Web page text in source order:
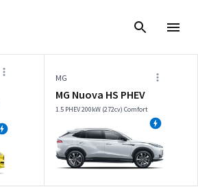
MG
MG Nuova HS PHEV
1.5 PHEV 200kW (272cv) Comfort